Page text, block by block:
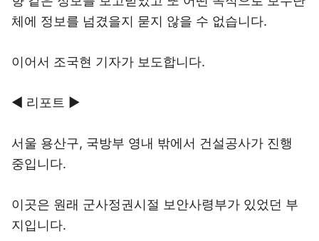
체에 정보를 넘겼을지 묻지 않을 수 없습니다.
이어서 조국현 기자가 보도합니다.
◀ 리포트 ▶
서울 용산구, 국방부 영내 밖에서 건설공사가 진행
중입니다.
이곳은 원래 군사정권시절 보안사령부가 있었던 부
지입니다.